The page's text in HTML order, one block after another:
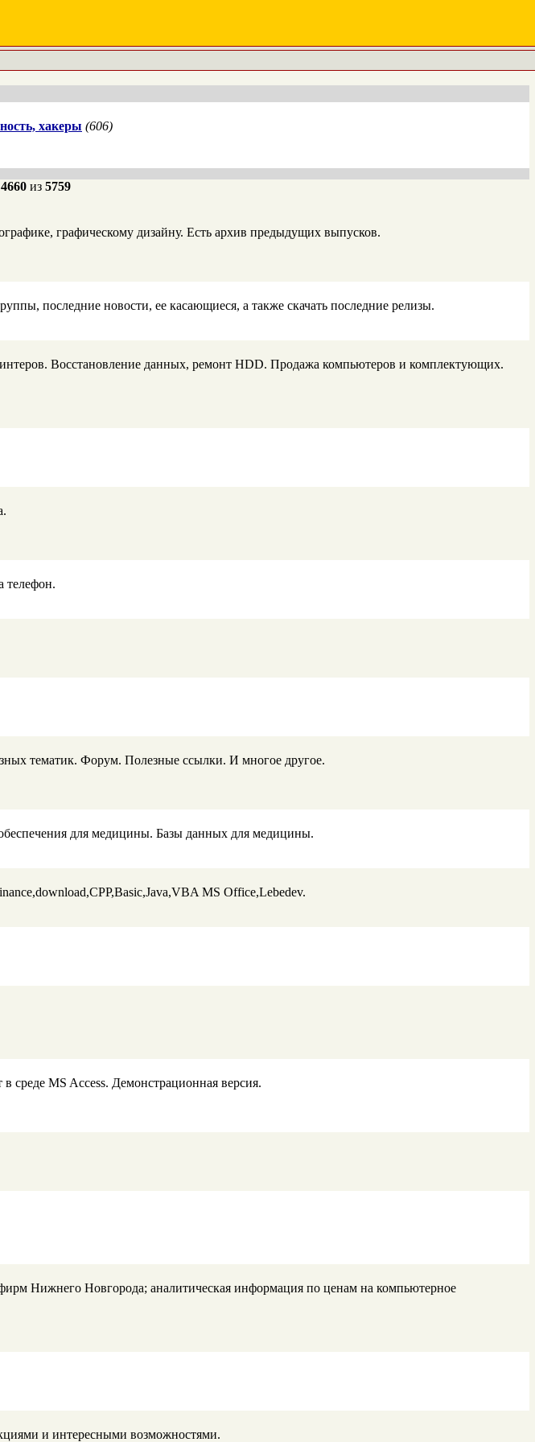
хакеры (606)
4660из 5759
графическому дизайну. Есть архив предыдущих выпусков.
последние новости, ее касающиеся, а также скачать последние релизы.
Восстановление данных, ремонт HDD. Продажа компьютеров и комплектующих.
телефон.
тематик. Форум. Полезные ссылки. И многое другое.
для медицины. Базы данных для медицины.
MS Office,Lebedev.
среде MS Access. Демонстрационная версия.
Новгорода; аналитическая информация по ценам на компьютерное
и интересными возможностями.